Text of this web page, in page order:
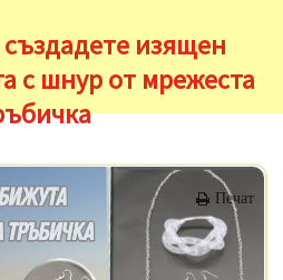
изящен
с шнур от мрежеста
Печат